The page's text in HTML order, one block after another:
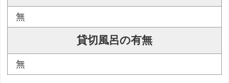
無
貸切風呂の有無
無